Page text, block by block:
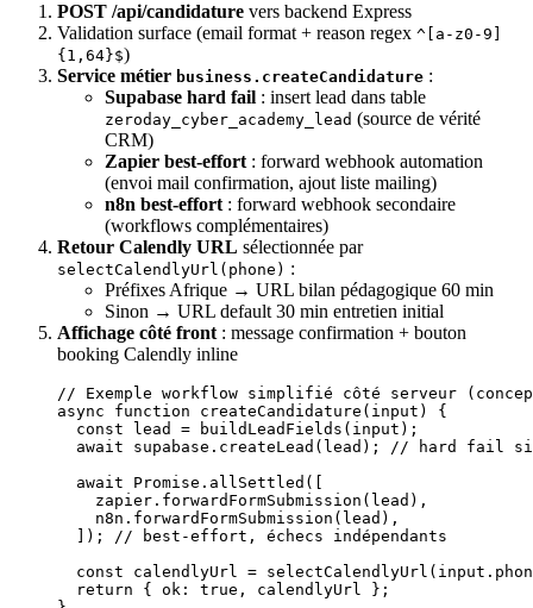
POST /api/candidature vers backend Express
Validation surface (email format + reason regex ^[a-z0-9]
{1,64}$)
Service métier business.createCandidature :
Supabase hard fail : insert lead dans table
zeroday_cyber_academy_lead (source de vérité
CRM)
Zapier best-effort : forward webhook automation
(envoi mail confirmation, ajout liste mailing)
n8n best-effort : forward webhook secondaire
(workflows complémentaires)
Retour Calendly URL sélectionnée par
selectCalendlyUrl(phone) :
Préfixes Afrique → URL bilan pédagogique 60 min
Sinon → URL default 30 min entretien initial
Affichage côté front : message confirmation + bouton
booking Calendly inline
// Exemple workflow simplifié côté serveur
async function createCandidature ( input ) {
  const
lead = buildLeadFields (input);
  await
supabase. createLead (lead); // hard fail si
  await
Promise . allSettled ([
    zapier.
forwardFormSubmission (lead),
    n8n.
forwardFormSubmission (lead),
  ]);
// best-effort, échecs indépendants
  const
calendlyUrl = selectCalendlyUrl
  return
{ ok: true , calendlyUrl };